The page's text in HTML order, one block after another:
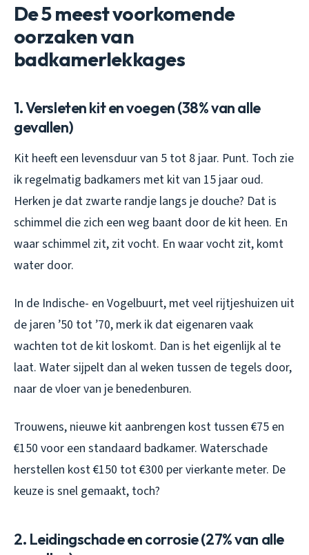
De 5 meest voorkomende
oorzaken van
badkamerlekkages
1. Versleten kit en voegen (38% van alle
gevallen)
Kit heeft een levensduur van 5 tot 8 jaar. Punt. Toch zie
ik regelmatig badkamers met kit van 15 jaar oud.
Herken je dat zwarte randje langs je douche? Dat is
schimmel die zich een weg baant door de kit heen. En
waar schimmel zit, zit vocht. En waar vocht zit, komt
water door.
In de Indische- en Vogelbuurt, met veel rijtjeshuizen uit
de jaren ’50 tot ’70, merk ik dat eigenaren vaak
wachten tot de kit loskomt. Dan is het eigenlijk al te
laat. Water sijpelt dan al weken tussen de tegels door,
naar de vloer van je benedenburen.
Trouwens, nieuwe kit aanbrengen kost tussen €75 en
€150 voor een standaard badkamer. Waterschade
herstellen kost €150 tot €300 per vierkante meter. De
keuze is snel gemaakt, toch?
2. Leidingschade en corrosie (27% van alle